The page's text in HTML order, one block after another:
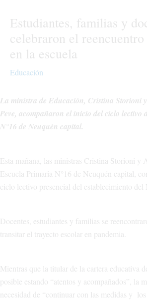
Estudiantes, familias y
celebraron el
en la escuela
Educación
La ministra de Educación, Cristina Storioni
Peve, acompañaron el inicio del ciclo lectivo
N°16 de Neuquén capital.
Esta mañana, las ministras Cristina Storioni y
Escuela Primaria N°16 de Neuquén capital,
ciclo lectivo presencial del establecimiento del
Docentes, estudiantes y familias se
transitar el trayecto escolar en pandemia.
Mientras que la titular de la cartera educativa
posible estando “atentos y acompañados”, la
necesidad de “continuar con las medidas y